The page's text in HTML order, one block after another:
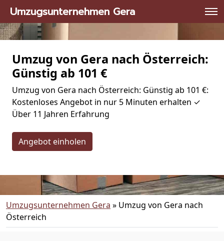
Umzugsunternehmen Gera
Umzug von Gera nach Österreich:
Günstig ab 101 €
Umzug von Gera nach Österreich: Günstig ab 101 €:
Kostenloses Angebot in nur 5 Minuten erhalten ✓
Über 11 Jahren Erfahrung
Angebot einholen
Umzugsunternehmen Gera » Umzug von Gera nach
Österreich